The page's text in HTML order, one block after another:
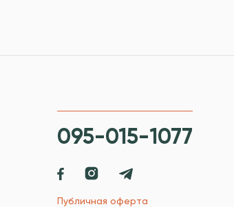
095-015-1077
Публичная оферта